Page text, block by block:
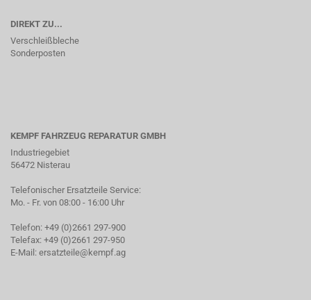
DIREKT ZU...
Verschleißbleche
Sonderposten
KEMPF FAHRZEUG REPARATUR GMBH
Industriegebiet
56472 Nisterau
Telefonischer Ersatzteile Service:
Mo. - Fr. von 08:00 - 16:00 Uhr
Telefon: +49 (0)2661 297-900
Telefax: +49 (0)2661 297-950
E-Mail: ersatzteile@kempf.ag